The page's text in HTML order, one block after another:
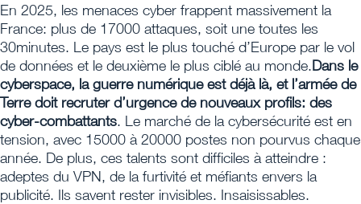
En 2025, les menaces cyber frappent massivement la
France: plus de 17000 attaques, soit une toutes les
30minutes. Le pays est le plus touché d’Europe par le vol
de données et le deuxième le plus ciblé au monde.Dans le
cyberspace, la guerre numérique est déjà là, et l’armée de
Terre doit recruter d’urgence de nouveaux profils: des
cyber-combattants. Le marché de la cybersécurité est en
tension, avec 15000 à 20000 postes non pourvus chaque
année. De plus, ces talents sont difficiles à atteindre :
adeptes du VPN, de la furtivité et méfiants envers la
publicité. Ils savent rester invisibles. Insaisissables.